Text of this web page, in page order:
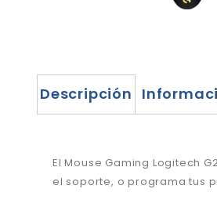
Descripción
El Mouse Gaming Logitech
el soporte, o programa tus